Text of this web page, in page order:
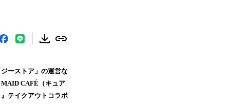
ーストア」の運営な
CAFÉ（キュア
テイクアウトコラボ